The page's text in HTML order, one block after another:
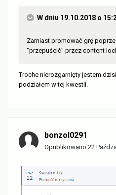
W dniu 19.10.2018 o
Zamiast promować grę
"przepuścić" przez content
Troche nierozgarnięty jestem
podziałem w tej kwestii.
bonzol0291
Opublikowano 22